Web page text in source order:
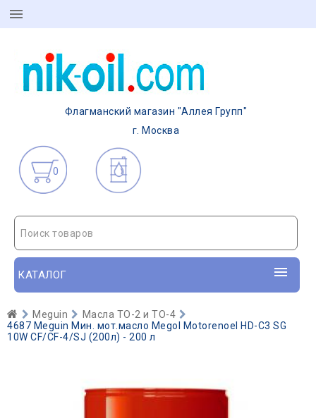
Флагманский магазин "Аллея Групп"
г. Москва
0
Поиск товаров
КАТАЛОГ
Meguin
Масла ТО-2 и ТО-4
4687 Meguin Мин. мот.масло Megol Motorenoel HD-C3 SG
10W CF/CF-4/SJ (200л) - 200 л